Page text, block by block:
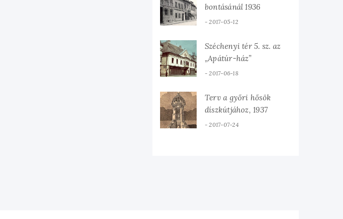
bontásánál 1936
2017-05-12
Széchenyi tér 5. sz. az
„Apátúr-ház”
2017-06-18
Terv a győri hősök
díszkútjához, 1937
2017-07-24